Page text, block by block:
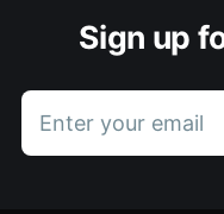
Sign up
Enter your email